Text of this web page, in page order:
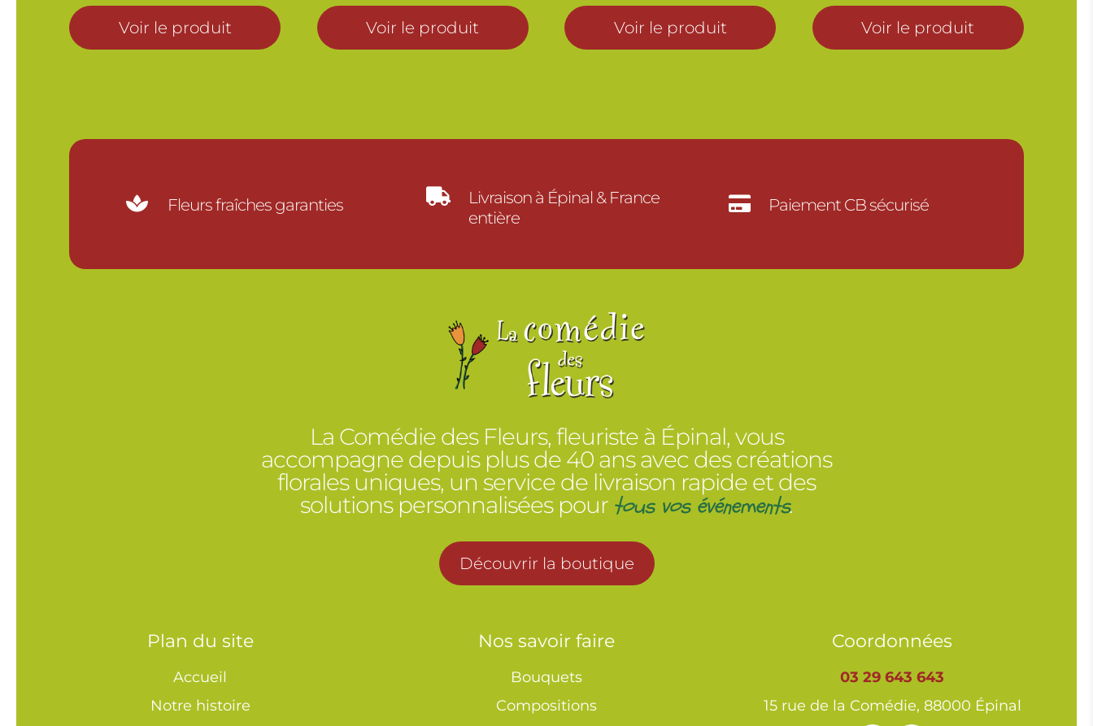
Voir le produit prix :
14.00€
à
Voir le produit prix :
15.00€
à
Voir le produit Voir le produit
 Fleurs fraîches garanties 
Livraison à Épinal & France
entière
 Paiement CB sécurisé
La Comédie des Fleurs, fleuriste à Épinal, vous
accompagne depuis plus de 40 ans avec des créations
florales uniques, un service de livraison rapide et des
solutions personnalisées pour tous vos événements.
Découvrir la boutique
Plan du site
Accueil
Notre histoire
Nos savoir faire
Bouquets
Compositions
Coordonnées
03 29 643 643
15 rue de la Comédie, 88000 Épinal